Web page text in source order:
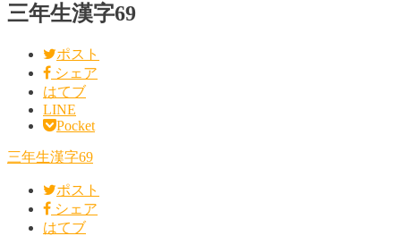
三年生漢字69
ポスト
シェア
はてブ
LINE
Pocket
三年生漢字69
ポスト
シェア
はてブ